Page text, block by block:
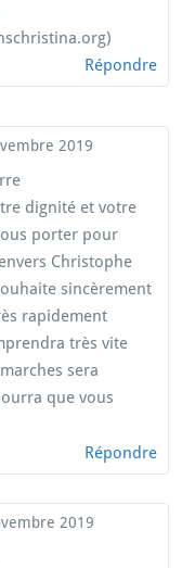
Répondre
2019
dignité et votre
porter pour
Christophe
sincèrement
rapidement
très vite
sera
que vous
Répondre
2019